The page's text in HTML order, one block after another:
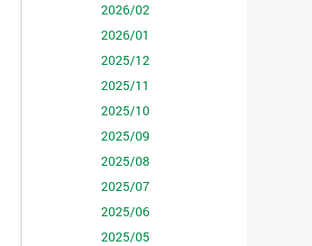
2026/02
2026/01
2025/12
2025/11
2025/10
2025/09
2025/08
2025/07
2025/06
2025/05